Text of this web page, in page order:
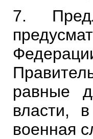
7.
равные
власти,
военная